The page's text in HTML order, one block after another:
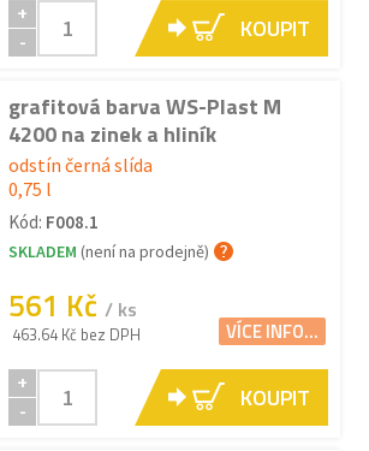
+
-
KOUPIT
grafitová barva WS-Plast M
4200 na zinek a hliník
odstín černá slída
0,75 l
Kód: F008.1
SKLADEM (není na prodejně)
561 Kč / ks
463.64 Kč bez DPH VÍCE INFO...
+
-
KOUPIT